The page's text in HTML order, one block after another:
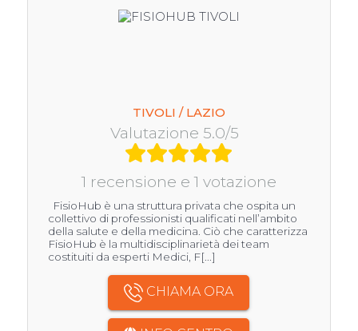
TIVOLI / LAZIO
Valutazione 5.0/5
1 recensione e 1 votazione
FisioHub è una struttura privata che ospita un
collettivo di professionisti qualificati nell’ambito
della salute e della medicina. Ciò che caratterizza
FisioHub è la multidisciplinarietà dei team
costituiti da esperti Medici, F[...]
CHIAMA ORA